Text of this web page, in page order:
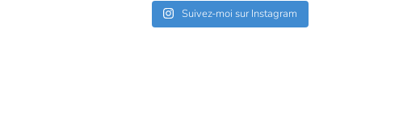
Suivez-moi sur Instagram